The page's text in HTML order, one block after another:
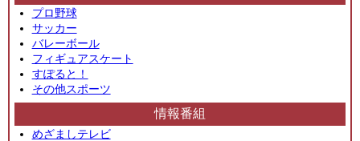
プロ野球
サッカー
バレーボール
フィギュアスケート
すぽると！
その他スポーツ
情報番組
めざましテレビ